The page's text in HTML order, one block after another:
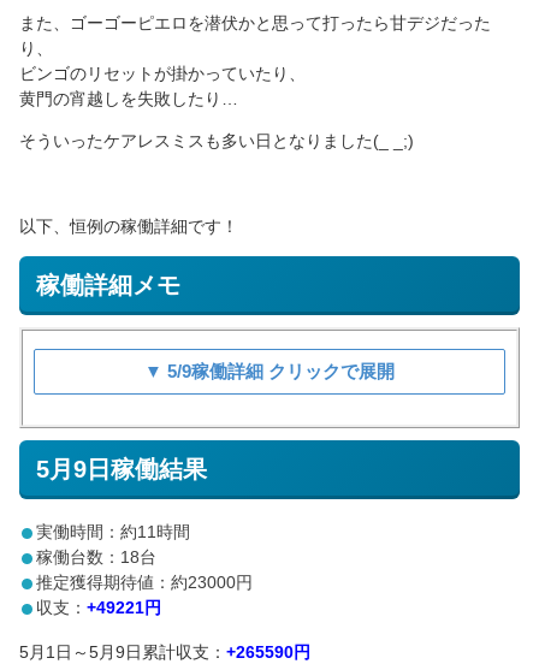
また、ゴーゴーピエロを潜伏かと思って打ったら甘デジだった
り、
ビンゴのリセットが掛かっていたり、
黄門の宵越しを失敗したり…
そういったケアレスミスも多い日となりました(_ _;)
以下、恒例の稼働詳細です！
稼働詳細メモ
▼ 5/9稼働詳細 クリックで展開
5月9日稼働結果
実働時間：約11時間
稼働台数：18台
推定獲得期待値：約23000円
収支：+49221円
5月1日～5月9日累計収支：+265590円